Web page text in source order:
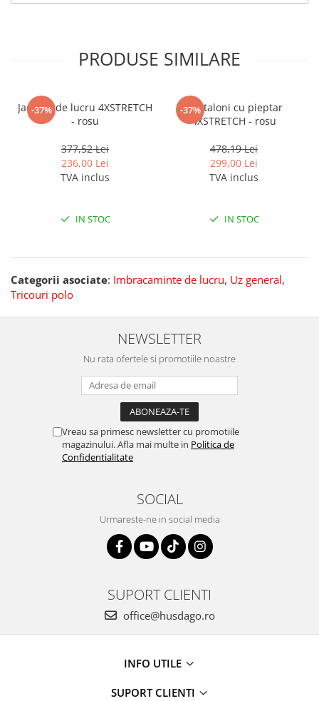
PRODUSE SIMILARE
-37%
Jacheta de lucru 4XSTRETCH
- rosu
377,52 Lei
236,00 Lei
TVA inclus
IN STOC
-37%
Pantaloni cu pieptar
4XSTRETCH - rosu
478,19 Lei
299,00 Lei
TVA inclus
IN STOC
Categorii asociate: Imbracaminte de lucru, Uz general,
Tricouri polo
NEWSLETTER
Nu rata ofertele si promotiile noastre
Vreau sa primesc newsletter cu promotiile
magazinului. Afla mai multe in Politica de
Confidentialitate
SOCIAL
Urmareste-ne in social media
SUPORT CLIENTI
office@husdago.ro
INFO UTILE
SUPORT CLIENTI